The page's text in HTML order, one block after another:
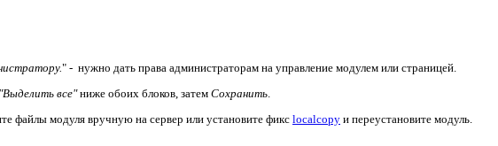
" - нужно дать права администраторам на управление модулем или страницей.
"Выделить все"ниже обоих блоков, затем Сохранить
файлы модуля вручную на сервер или установите фикс localcopy и переустановите модуль.